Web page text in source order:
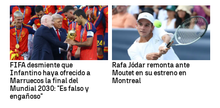
FIFA desmiente que
Infantino haya ofrecido a
Marruecos la final del
Mundial 2030: "Es falso y
engañoso"
Rafa Jódar remonta ante
Moutet en su estreno en
Montreal